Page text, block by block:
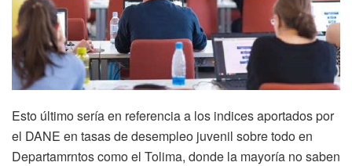
Esto último sería en referencia a los indices aportados por
el DANE en tasas de desempleo juvenil sobre todo en
Departamrntos como el Tolima, donde la mayoría no saben